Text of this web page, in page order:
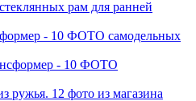
- 10 ФОТО самодельных
ружья. 12 фото из магазина